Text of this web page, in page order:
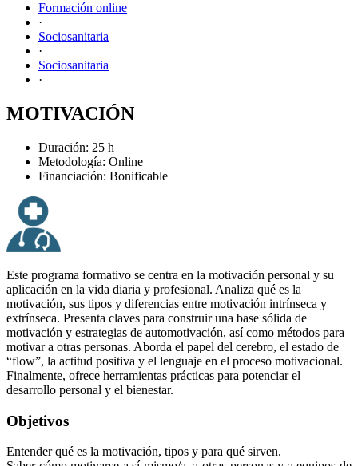
Formación online
·
Sociosanitaria
·
Sociosanitaria
·
MOTIVACIÓN
Duración: 25 h
Metodología: Online
Financiación: Bonificable
Este programa formativo se centra en la motivación personal y su
aplicación en la vida diaria y profesional. Analiza qué es la
motivación, sus tipos y diferencias entre motivación intrínseca y
extrínseca. Presenta claves para construir una base sólida de
motivación y estrategias de automotivación, así como métodos para
motivar a otras personas. Aborda el papel del cerebro, el estado de
“flow”, la actitud positiva y el lenguaje en el proceso motivacional.
Finalmente, ofrece herramientas prácticas para potenciar el
desarrollo personal y el bienestar.
Objetivos
Entender qué es la motivación, tipos y para qué sirven.